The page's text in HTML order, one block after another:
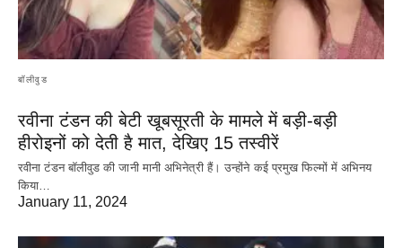
बॉलीवुड
रवीना टंडन की बेटी खूबसूरती के मामले में बड़ी-बड़ी
हीरोइनों को देती है मात, देखिए 15 तस्वीरें
रवीना टंडन बॉलीवुड की जानी मानी अभिनेत्री हैं। उन्होंने कई प्रमुख फिल्मों में अभिनय
किया…
January 11, 2024